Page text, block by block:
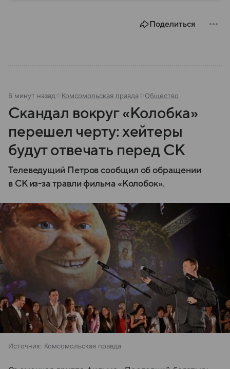
Поделиться
6 минут назад Комсомольская правда Общество
Скандал вокруг «Колобка»
перешел черту: хейтеры
будут отвечать перед СК
Телеведущий Петров сообщил об обращении
в СК из-за травли фильма «Колобок».
Источник: Комсомольская правда